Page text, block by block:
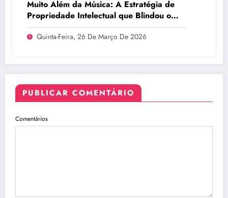
Muito Além da Música: A Estratégia de
Propriedade Intelectual que Blindou o
Legado do BTS
Quinta-Feira, 26 De Março De 2026
PUBLICAR COMENTÁRIO
Comentários